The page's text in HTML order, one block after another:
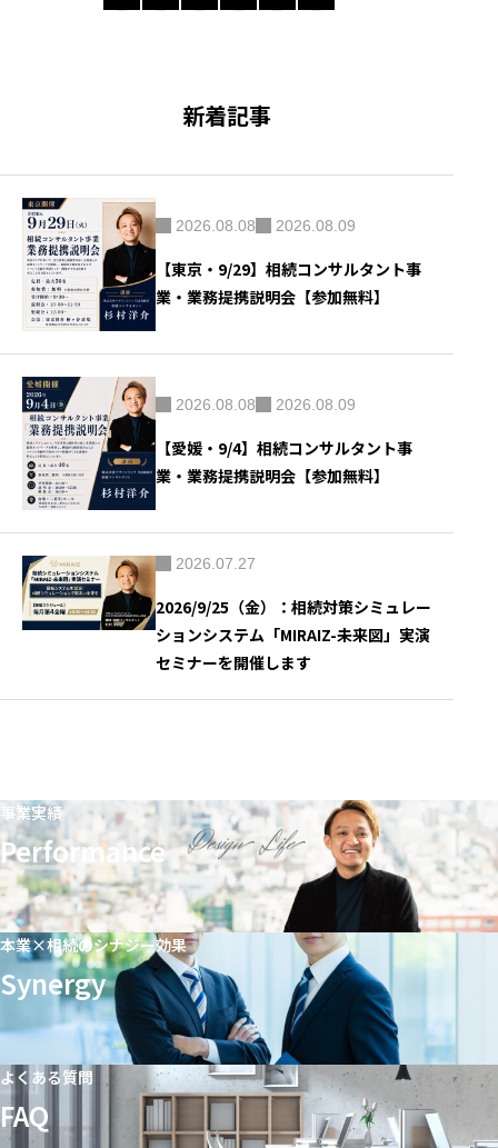
新着記事
2026.08.08 2026.08.09
【東京・9/29】相続コンサルタント事
業・業務提携説明会【参加無料】
2026.08.08 2026.08.09
【愛媛・9/4】相続コンサルタント事
業・業務提携説明会【参加無料】
2026.07.27
2026/9/25（金）：相続対策シミュレー
ションシステム「MIRAIZ-未来図」実演
セミナーを開催します
事業実績
Performance
本業×相続のシナジー効果
Synergy
よくある質問
FAQ